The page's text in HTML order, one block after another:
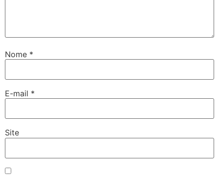
Nome *
E-mail *
Site